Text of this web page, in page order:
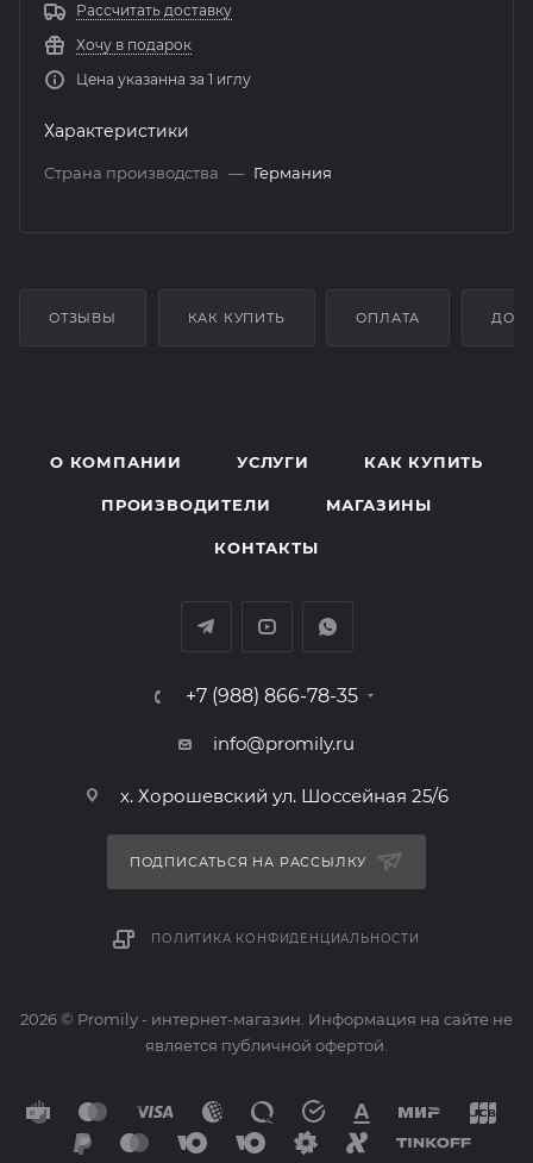
Рассчитать доставку
Хочу в подарок
Цена указанна за 1 иглу
Характеристики
Страна производства — Германия
ОТЗЫВЫ КАК КУПИТЬ ОПЛАТА
О КОМПАНИИ УСЛУГИ КАК КУПИТЬ
ПРОИЗВОДИТЕЛИ МАГАЗИНЫ
КОНТАКТЫ
+7 (988) 866-78-35
info@promily.ru
х. Хорошевский ул. Шоссейная 25/6
ПОДПИСАТЬСЯ НА РАССЫЛКУ
ПОЛИТИКА КОНФИДЕНЦИАЛЬНОСТИ
2026 © Promily - интернет-магазин. Информация на сайте не
является публичной офертой.